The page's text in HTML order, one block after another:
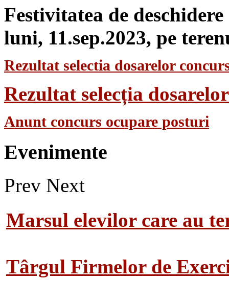
Festivitatea de
luni, 11.sep.2023, pe
Rezultat selectia dosarelor
Rezultat selecția
Anunt concurs ocupare posturi
Evenimente
Prev Next
Marsul elevilor care au
Târgul Firmelor de